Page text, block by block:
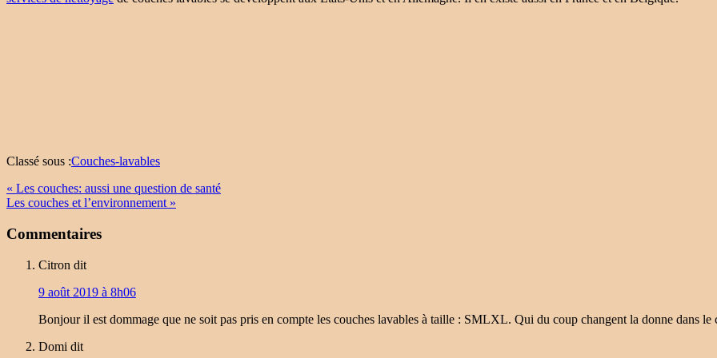
Classé sous :Couches-lavables
« Les couches: aussi une question de santé
Les couches et l’environnement »
Commentaires
Citron dit
9 août 2019 à 8h06
Bonjour il est dommage que ne soit pas pris en compte les couches lavables à taille : SMLXL. Qui du coup changent la donne dans le
Domi dit